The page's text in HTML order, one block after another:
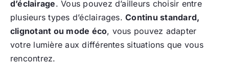
d’éclairage. Vous pouvez d’ailleurs choisir entre
plusieurs types d’éclairages.Continu standard,
clignotant ou mode éco, vous pouvez adapter
votre lumière aux différentes situations que vous
rencontrez.